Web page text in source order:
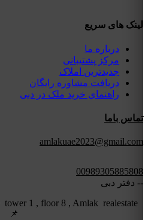
لینک های سریع
درباره ما
مرکز پشتیبانی
جدیدترین املاک
دریافت مشاوره رایگان
راهنمای خرید ملک در دبی
تماس باما
amlakuae2023@gmail.com
00989305885808
-- دفتر دبی
tower 1 , floor 8 , Amlak realestate
📌